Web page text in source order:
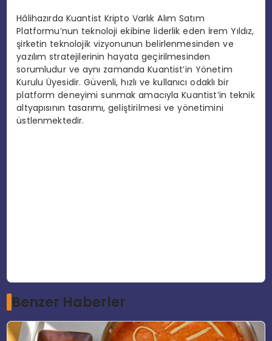
Hâlihazırda Kuantist Kripto Varlık Alım Satım
Platformu’nun teknoloji ekibine liderlik eden İrem Yıldız,
şirketin teknolojik vizyonunun belirlenmesinden ve
yazılım stratejilerinin hayata geçirilmesinden
sorumludur ve aynı zamanda Kuantist’in Yönetim
Kurulu Üyesidir. Güvenli, hızlı ve kullanıcı odaklı bir
platform deneyimi sunmak amacıyla Kuantist’in teknik
altyapısının tasarımı, geliştirilmesi ve yönetimini
üstlenmektedir.
Benzer Haberler